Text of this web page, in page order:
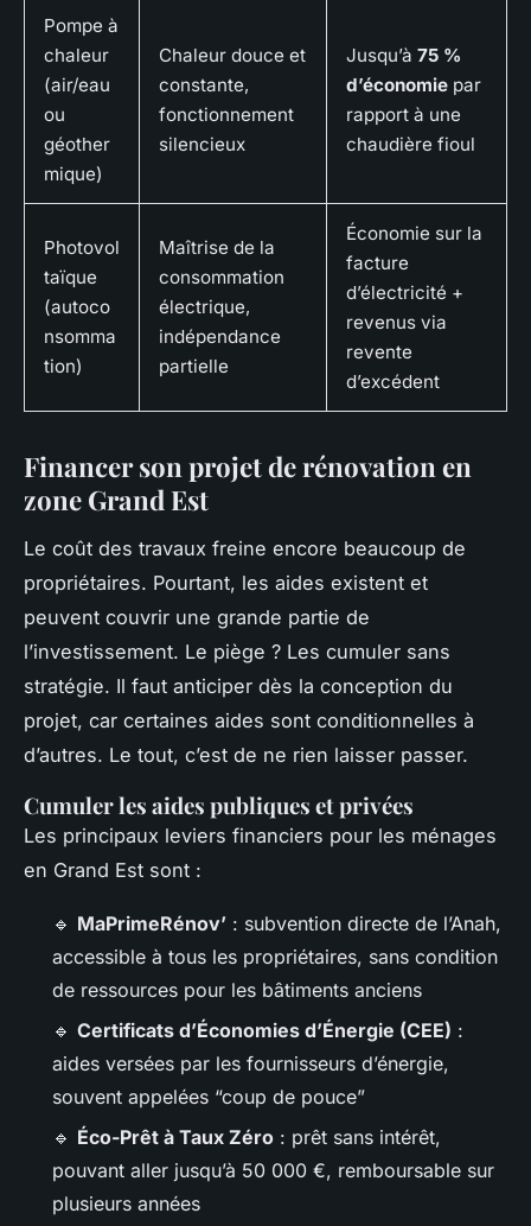
Pompe à
chaleur
(air/eau
ou
géother
mique)
Chaleur douce et
constante,
fonctionnement
silencieux
Jusqu’à 75 %
d’économie par
rapport à une
chaudière fioul
Photovol
taïque
(autoco
nsomma
tion)
Maîtrise de la
consommation
électrique,
indépendance
partielle
Économie sur la
facture
d’électricité +
revenus via
revente
d’excédent
Financer son projet de rénovation en
zone Grand Est
Le coût des travaux freine encore beaucoup de
propriétaires. Pourtant, les aides existent et
peuvent couvrir une grande partie de
l’investissement. Le piège ? Les cumuler sans
stratégie. Il faut anticiper dès la conception du
projet, car certaines aides sont conditionnelles à
d’autres. Le tout, c’est de ne rien laisser passer.
Cumuler les aides publiques et privées
Les principaux leviers financiers pour les ménages
en Grand Est sont :
🔹 MaPrimeRénov’ : subvention directe de l’Anah,
accessible à tous les propriétaires, sans condition
de ressources pour les bâtiments anciens
🔹 Certificats d’Économies d’Énergie (CEE) :
aides versées par les fournisseurs d’énergie,
souvent appelées “coup de pouce”
🔹 Éco-Prêt à Taux Zéro : prêt sans intérêt,
pouvant aller jusqu’à 50 000 €, remboursable sur
plusieurs années